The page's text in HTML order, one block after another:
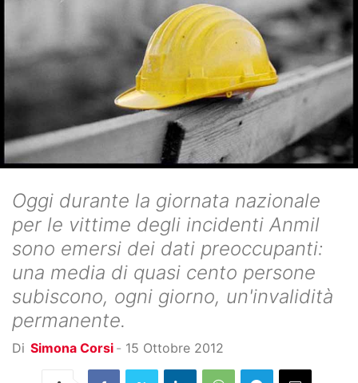
Oggi durante la giornata nazionale
per le vittime degli incidenti Anmil
sono emersi dei dati preoccupanti:
una media di quasi cento persone
subiscono, ogni giorno, un'invalidità
permanente.
Di Simona Corsi - 15 Ottobre 2012